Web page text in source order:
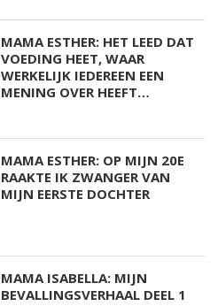
MAMA ESTHER: HET LEED DAT
VOEDING HEET, WAAR
WERKELIJK IEDEREEN EEN
MENING OVER HEEFT…
MAMA ESTHER: OP MIJN 20E
RAAKTE IK ZWANGER VAN
MIJN EERSTE DOCHTER
MAMA ISABELLA: MIJN
BEVALLINGSVERHAAL DEEL 1